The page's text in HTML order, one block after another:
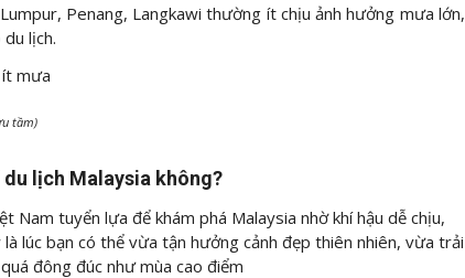
Penang, Langkawi thường ít chịu ảnh hưởng mưa lớn,
lịch.
tầm)
lịch Malaysia không?
Nam tuyển lựa để khám phá Malaysia nhờ khí hậu dễ chịu,
lúc bạn có thể vừa tận hưởng cảnh đẹp thiên nhiên, vừa trải
đông đúc như mùa cao điểm